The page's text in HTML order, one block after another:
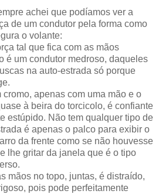
achei que podíamos ver a
de um condutor pela forma como
o volante:
tal que fica com as mãos
é um condutor medroso, daqueles
na auto-estrada só porque
apenas com uma mão e o
à beira do torcicolo, é confiante
estúpido. Não tem qualquer tipo de
é apenas o palco para exibir o
da frente como se não houvesse
lhe gritar da janela que é o tipo
mãos no topo, juntas, é distraído,
pois pode perfeitamente